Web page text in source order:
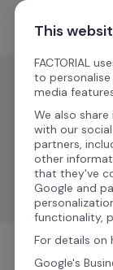
Ir al contenido
Pronto
Agenda
Gestión
This
FACTORIAL
to
media
We also
with our
partners,
other
that they've
Google and
functionality,
For details on
Google's